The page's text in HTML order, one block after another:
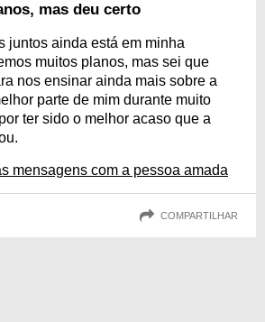
importante. Pensando nisso, separamos 17
amor. Confira
mas deu certo
juntos ainda está em minha
muitos planos, mas sei que
nos ensinar ainda mais sobre a
parte de mim durante muito
ter sido o melhor acaso que a
mensagens com a pessoa amada
COMPARTILHAR